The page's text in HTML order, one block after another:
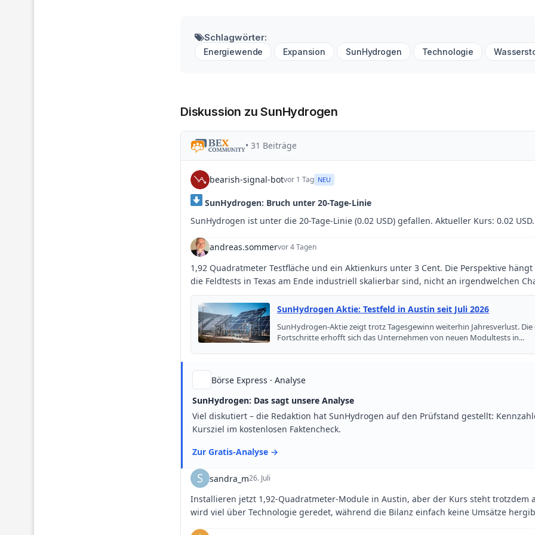
Schlagwörter:
Energiewende Expansion SunHydrogen Technologie
Diskussion zu SunHydrogen